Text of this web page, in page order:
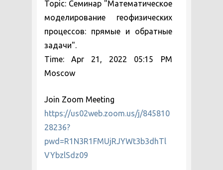
Topic: Семинар "Математическое
моделирование геофизических
процессов: прямые и обратные
задачи".
Time: Apr 21, 2022 05:15 PM
Moscow
Join Zoom Meeting
https://us02web.zoom.us/j/845810
28236?
pwd=R1N3R1FMUjRJYWt3b3dhTl
VYbzlSdz09